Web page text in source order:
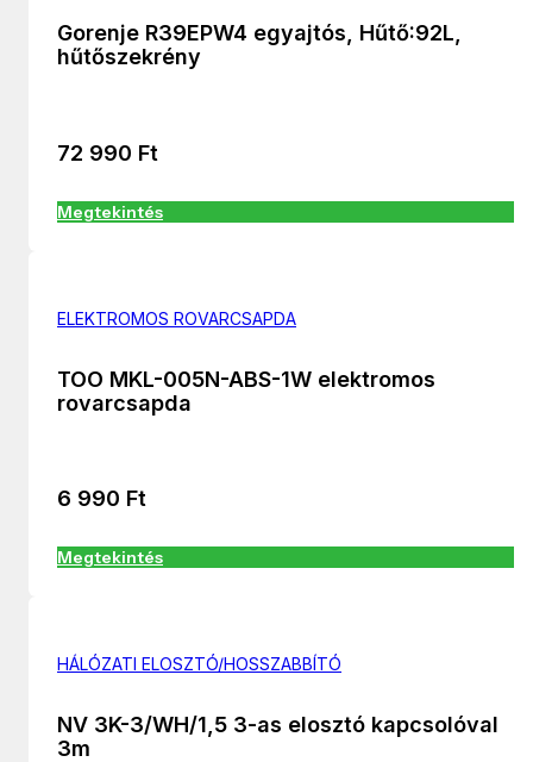
Gorenje R39EPW4 egyajtós, Hűtő:92L,
hűtőszekrény
72 990 Ft
Megtekintés
ELEKTROMOS ROVARCSAPDA
TOO MKL-005N-ABS-1W elektromos
rovarcsapda
6 990 Ft
Megtekintés
HÁLÓZATI ELOSZTÓ/HOSSZABBÍTÓ
NV 3K-3/WH/1,5 3-as elosztó kapcsolóval
3m